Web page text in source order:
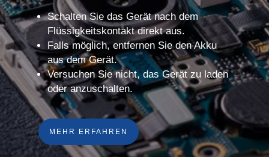
Schalten Sie das Gerät nach dem
Flüssigkeitskontakt direkt aus.
Falls möglich, entfernen Sie den Akku
aus dem Gerät.
Versuchen Sie nicht, das Gerät zu laden
oder anzuschalten.
MEHR ERFAHREN